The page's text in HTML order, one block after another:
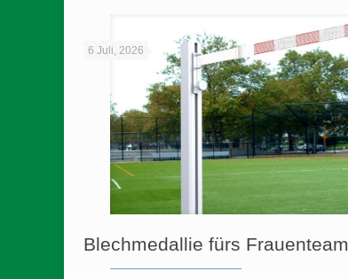
6 Juli, 2026
Blechmedallie fürs Frauenteam